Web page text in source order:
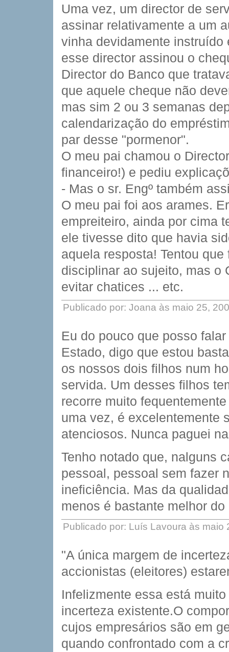
Uma vez, um director de
assinar relativamente a um
vinha devidamente
esse director assinou o
Director do Banco que
que aquele cheque não
mas sim 2 ou 3 semanas
calendarização do
par desse "pormenor".
O meu pai chamou o
financeiro!) e pediu
- Mas o sr. Engº também
O meu pai foi aos arames.
empreiteiro, ainda por cima
ele tivesse dito que havia
aquela resposta! Tentou
disciplinar ao sujeito, mas o
evitar chatices ... etc.
Publicado por: Joana às maio 25,
Eu do pouco que posso
Estado, digo que estou
os nossos dois filhos num
servida. Um desses filhos
recorre muito
uma vez, é excelentemente
atenciosos. Nunca paguei
Tenho notado que, nalguns
pessoal, pessoal sem fazer
ineficiência. Mas da
menos é bastante melhor
Publicado por: Luís Lavoura às maio
"A única margem de
accionistas (eleitores)
Infelizmente essa está
incerteza existente.O
cujos empresários são em
quando confrontado com a